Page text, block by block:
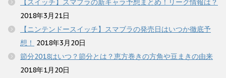
【スイッチ】スマブラの新キャラ予想まとめ！リーク情報は？
2018年3月21日
【ニンテンドースイッチ】スマブラの発売日はいつか徹底予
想！
2018年3月20日
節分2018はいつ？節分とは？恵方巻きの方角や豆まきの由来
2018年1月20日